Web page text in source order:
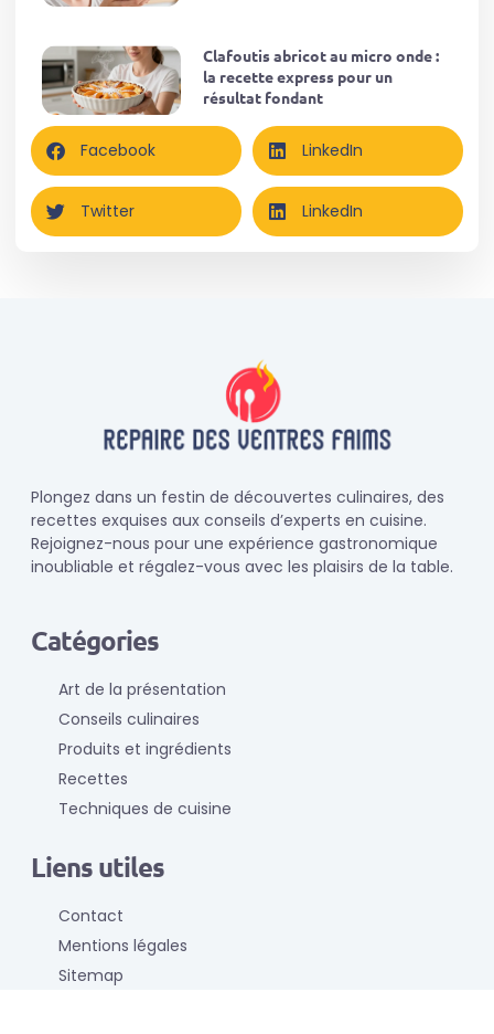
Clafoutis abricot au micro onde :
la recette express pour un
résultat fondant
Facebook LinkedIn
Twitter LinkedIn
Plongez dans un festin de découvertes culinaires, des
recettes exquises aux conseils d’experts en cuisine.
Rejoignez-nous pour une expérience gastronomique
inoubliable et régalez-vous avec les plaisirs de la table.
Catégories
Art de la présentation
Conseils culinaires
Produits et ingrédients
Recettes
Techniques de cuisine
Liens utiles
Contact
Mentions légales
Sitemap